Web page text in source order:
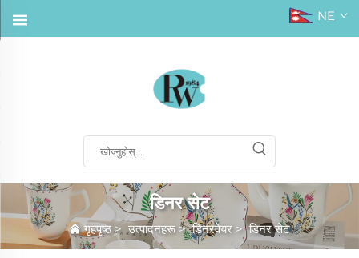
NE
डिनर सेट
गृहपृष्ठ>उत्पादनहरू >डिनरवेयर >डिनर सेट